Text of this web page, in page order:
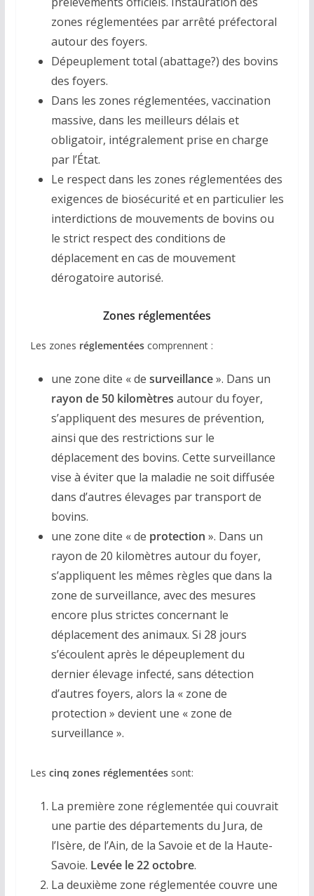
zones réglementées par arrêté préfectoral
autour des foyers.
Dépeuplement total (abattage?) des bovins
des foyers.
Dans les zones réglementées, vaccination
massive, dans les meilleurs délais et
obligatoir, intégralement prise en charge
par l’État.
Le respect dans les zones réglementées des
exigences de biosécurité et en particulier les
interdictions de mouvements de bovins ou
le strict respect des conditions de
déplacement en cas de mouvement
dérogatoire autorisé.
Zones réglementées
Les zones réglementées comprennent :
une zone dite « de surveillance». Dans un
rayon de 50 kilomètres autour du foyer,
s’appliquent des mesures de prévention,
ainsi que des restrictions sur le
déplacement des bovins. Cette surveillance
vise à éviter que la maladie ne soit diffusée
dans d’autres élevages par transport de
bovins.
une zone dite « de protection ». Dans un
rayon de 20 kilomètres autour du foyer,
s’appliquent les mêmes règles que dans la
zone de surveillance, avec des mesures
encore plus strictes concernant le
déplacement des animaux. Si 28 jours
s’écoulent après le dépeuplement du
dernier élevage infecté, sans détection
d’autres foyers, alors la « zone de
protection » devient une « zone de
surveillance ».
Les cinq zones réglementéessont:
La première zone réglementée qui couvrait
une partie des départements du Jura, de
l’Isère, de l’Ain, de la Savoie et de la Haute-
Savoie. Levée le 22 octobre.
La deuxième zone réglementée couvre une